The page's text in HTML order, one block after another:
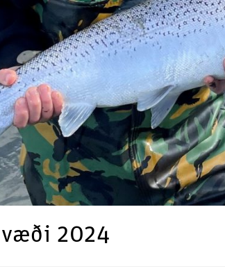
2024